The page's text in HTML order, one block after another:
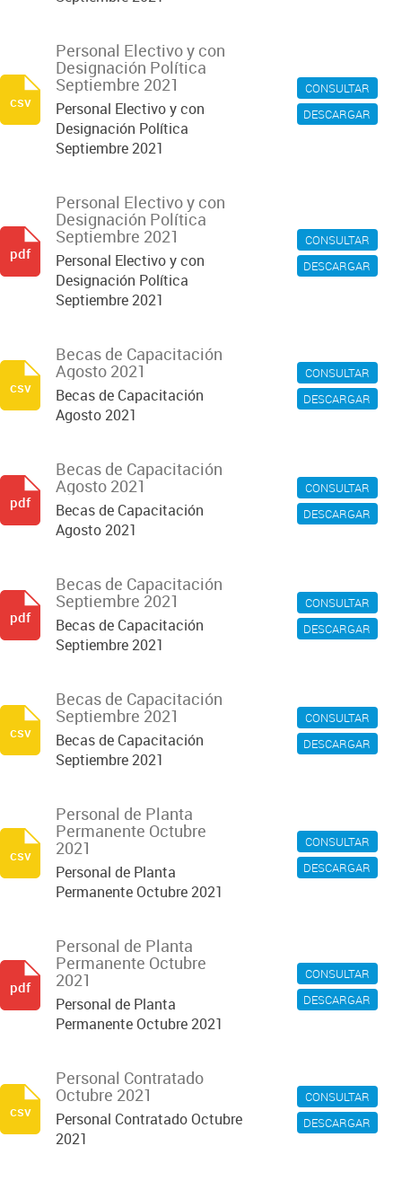
CONSULTAR
DESCARGAR
Personal Electivo y con
Designación Política
Septiembre 2021
Personal Electivo y con
Designación Política
Septiembre 2021
csv
CONSULTAR
DESCARGAR
Personal Electivo y con
Designación Política
Septiembre 2021
Personal Electivo y con
Designación Política
Septiembre 2021
pdf
CONSULTAR
DESCARGAR
Becas de Capacitación
Agosto 2021
Becas de Capacitación
Agosto 2021
csv
CONSULTAR
DESCARGAR
Becas de Capacitación
Agosto 2021
Becas de Capacitación
Agosto 2021
pdf
CONSULTAR
DESCARGAR
Becas de Capacitación
Septiembre 2021
Becas de Capacitación
Septiembre 2021
pdf
CONSULTAR
DESCARGAR
Becas de Capacitación
Septiembre 2021
Becas de Capacitación
Septiembre 2021
csv
CONSULTAR
DESCARGAR
Personal de Planta
Permanente Octubre
2021
Personal de Planta
Permanente Octubre 2021
csv
CONSULTAR
DESCARGAR
Personal de Planta
Permanente Octubre
2021
Personal de Planta
Permanente Octubre 2021
pdf
CONSULTAR
DESCARGAR
Personal Contratado
Octubre 2021
Personal Contratado Octubre
2021
csv